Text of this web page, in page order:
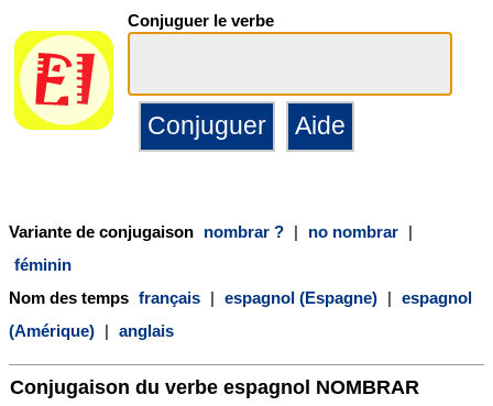
Conjuguer le verbe
Variante de conjugaison nombrar ? | no nombrar |
féminin
Nom des temps français | espagnol (Espagne) | espagnol
(Amérique) | anglais
Conjugaison du verbe espagnol NOMBRAR